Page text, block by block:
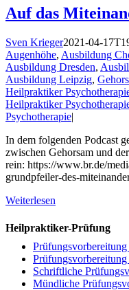
Auf das
Sven Krieger2021-04-
Augenhöhe, Ausbildung
Ausbildung Dresden,
Ausbildung Leipzig,
Heilpraktiker
Heilpraktiker
Psychotherapie|
In dem folgenden Podcast
zwischen Gehorsam und
rein: https://www.br.de/
grundpfeiler-des-
Weiterlesen
Heilpraktiker-Prüfung
Prüfungsvorbereitung
Schriftliche
Mündliche